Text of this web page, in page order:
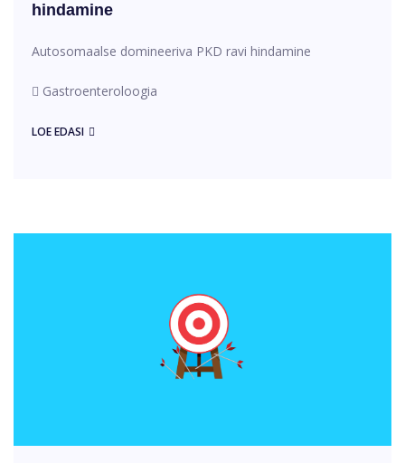
hindamine
Autosomaalse domineeriva PKD ravi hindamine
Gastroenteroloogia
LOE EDASI